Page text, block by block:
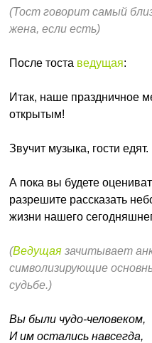
(Тост говорит самый
жена, если есть)
После тоста ведущая:
Итак, наше праздничное
открытым!
Звучит музыка, гости едят.
А пока вы будете
разрешите рассказать
жизни нашего
(Ведущая зачитывает
символизирующие
судьбе.)
Вы были чудо-человеком,
И им остались навсегда,